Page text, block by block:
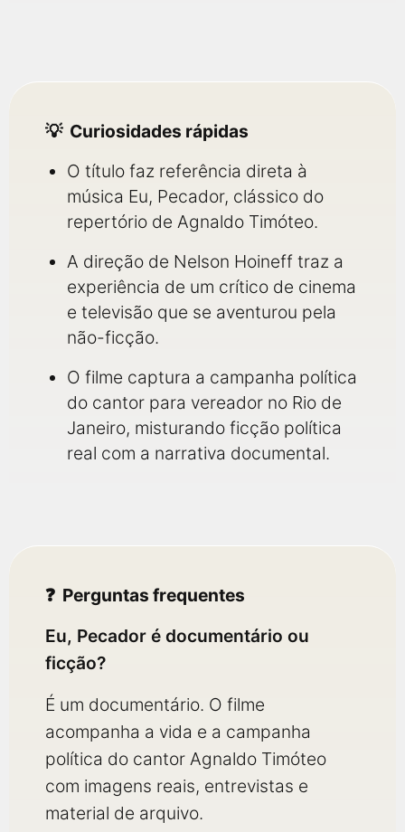
Curiosidades rápidas
O título faz referência direta à
música Eu, Pecador, clássico do
repertório de Agnaldo Timóteo.
A direção de Nelson Hoineff traz a
experiência de um crítico de cinema
e televisão que se aventurou pela
não-ficção.
O filme captura a campanha política
do cantor para vereador no Rio de
Janeiro, misturando ficção política
real com a narrativa documental.
Perguntas frequentes
Eu, Pecador é documentário ou
ficção?
É um documentário. O filme
acompanha a vida e a campanha
política do cantor Agnaldo Timóteo
com imagens reais, entrevistas e
material de arquivo.